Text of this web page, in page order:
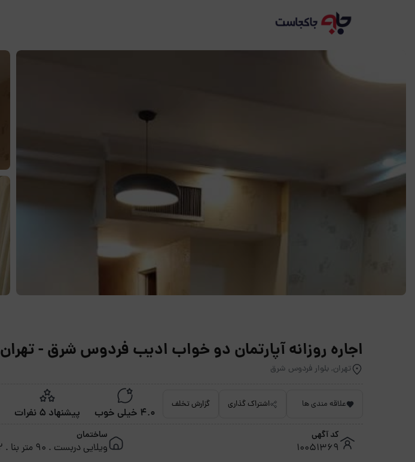
اجاره روزانه آپارتمان دو خواب ادیب فردوس شرق - تهران
تهران, بلوار فردوس شرق
علاقه مندی ها اشتراک گذاری گزارش تخلف
4.0 خیلی خوب پیشنهاد 5 نفرات
کد آگهی
10051369
ساختمان
ویلایی دربست . 90 متر بنا . 2 اتاق